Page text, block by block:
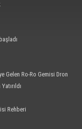
Gelen Ro-Ro Gemisi Dron
Rehberi